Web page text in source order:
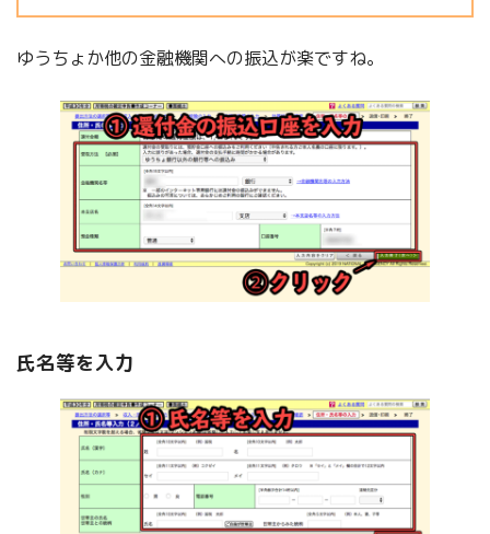
ゆうちょか他の金融機関への振込が楽ですね。
氏名等を入力